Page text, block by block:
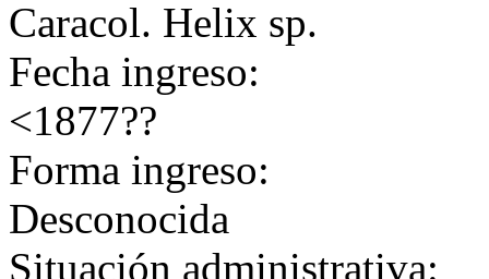
Caracol. Helix sp.
Fecha ingreso:
<1877??
Forma ingreso:
Desconocida
Situación administrativa: